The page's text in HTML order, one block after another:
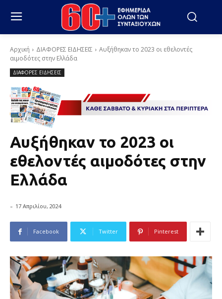
Αρχική ΔΙΑΦΟΡΕΣ ΕΙΔΗΣΕΙΣ
Αυξήθηκαν το 2023 οι εθελοντές
αιμοδότες στην Ελλάδα
ΔΙΑΦΟΡΕΣ ΕΙΔΗΣΕΙΣ
Αυξήθηκαν το 2023 οι
εθελοντές αιμοδότες στην
Ελλάδα
- 17 Απριλίου, 2024
Facebook Twitter Pinterest